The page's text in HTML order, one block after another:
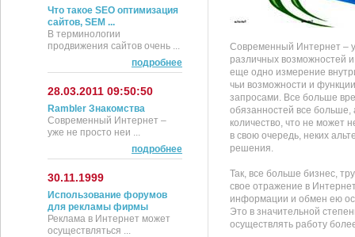
Что такое SEO оптимизация
сайтов, SEM ...
В терминологии
продвижения сайтов очень ...
подробнее
28.03.2011 09:50:50
Rambler Знакомства
Современный Интернет –
уже не просто неи ...
подробнее
30.11.1999
Использование форумов
для рекламы фирмы
Реклама в Интернет может
осуществляться ...
Современный Интернет –
различных возможностей
еще одно измерение
чьи возможности и
запросами. Все больше
обязанностей все больше,
количество, что не может
в свою очередь, неких
решения.
Так, все больше бизнес,
свое отражение в
информации и обмен ею
Это в значительной
осуществлять работу